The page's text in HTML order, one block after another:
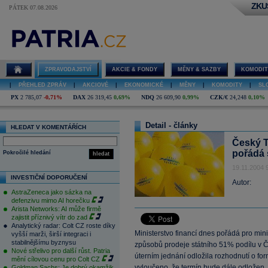
PÁTEK 07.08.2026
ZPRAVODAJSTVÍ AKCIE & FONDY MĚNY & SAZBY
PŘEHLED ZPRÁV AKCIOVÉ EKONOMICKÉ MĚNY KOMODITY
PX 2 785,07 -0,71% DAX 26 319,45 0,69% NDQ 26 609,90 0,99% CZK/€ 24,248 0,10%
HLEDAT V KOMENTÁŘÍCH
hledat
Pokročilé hledání
INVESTIČNÍ DOPORUČENÍ
AstraZeneca jako sázka na
defenzivu mimo AI horečku
Arista Networks: AI může firmě
zajistit příznivý vítr do zad
Analytický radar: Colt CZ roste díky
vyšší marži, širší integraci i
stabilnějšímu byznysu
Nové střelivo pro další růst. Patria
mění cílovou cenu pro Colt CZ
Detail - články
Český
pořádá
19.11.2004
Autor:
Ministerstvo financí dnes pořádá pro
způsobů prodeje státního 51% podílu v
úterním jednání odložila rozhodnutí o